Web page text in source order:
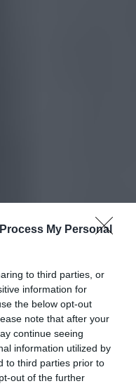
My Personal
to third parties, or
information for
the below opt-out
note that after your
continue seeing
information utilized by
to third parties prior to
out of the further